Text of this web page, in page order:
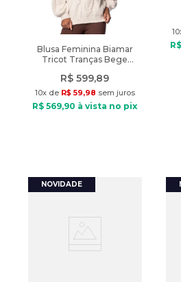
Blusa Feminina Biamar
Tricot Tranças Bege
R$ 599,89
10x de R$ 59,98 sem juros
R$ 569,90 à vista no pix
10
R$